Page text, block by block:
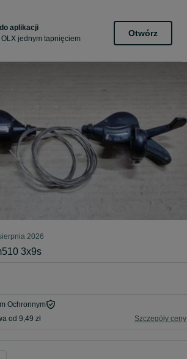
aplikacji
jednym tapnięciem
Otwórz
2026
3x9s
Ochronnym
od 9,49 zł Szczegóły ceny